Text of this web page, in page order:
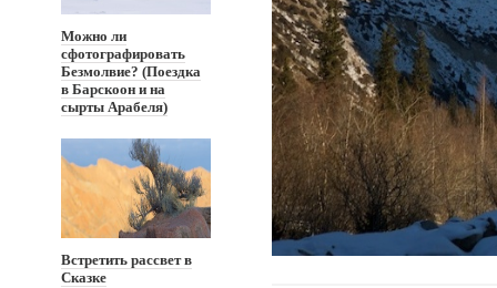
Можно ли
сфотографировать
Безмолвие? (Поездка
в Барскоон и на
сырты Арабеля)
Встретить рассвет в
Сказке